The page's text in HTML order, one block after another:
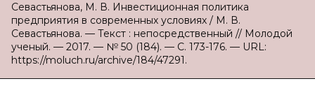
Севастьянова, М. В. Инвестиционная политика
предприятия в современных условиях / М. В.
Севастьянова. — Текст : непосредственный // Молодой
ученый. — 2017. — № 50 (184). — С. 173-176. — URL:
https://moluch.ru/archive/184/47291.